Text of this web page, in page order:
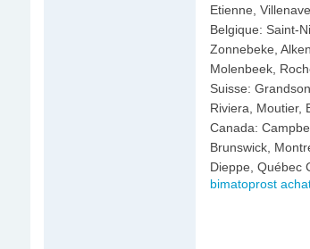
Etienne,
Belgique: Saint-
Zonnebeke,
Molenbeek,
Suisse:
Riviera, Moutier,
Canada:
Brunswick,
Dieppe, Québec
bimatoprost